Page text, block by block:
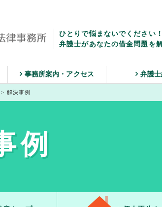
ひとりで悩まないでください！
弁護士があなたの借金問題を
事務所案内・アクセス 弁護
> 解決事例
例